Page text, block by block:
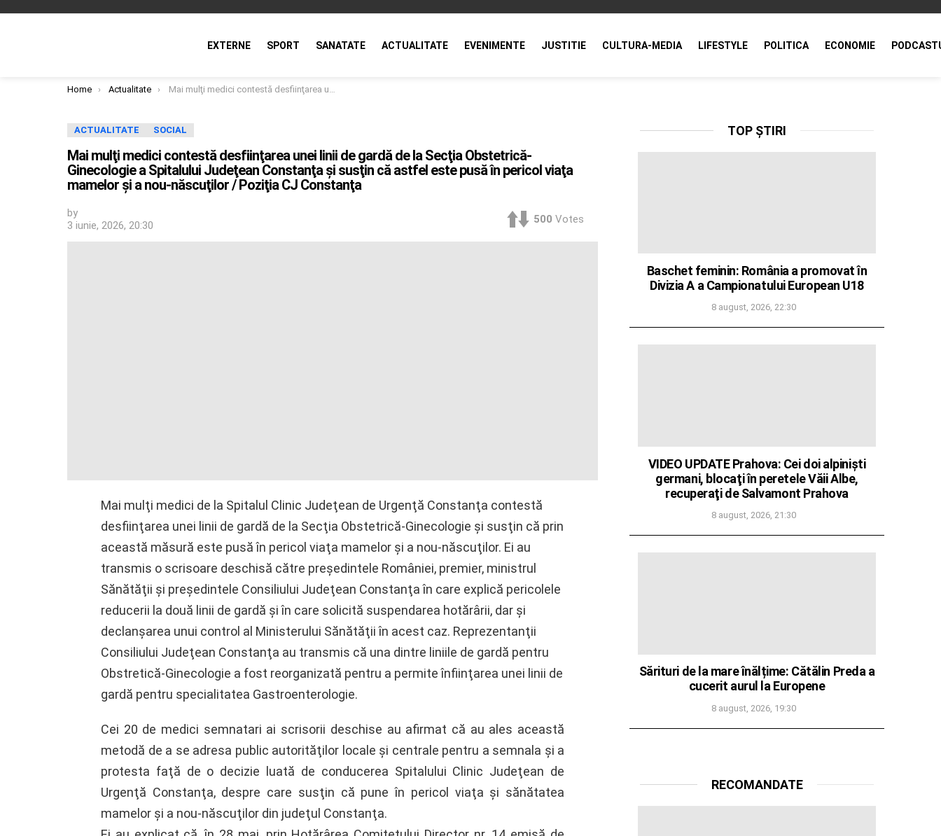
EXTERNE SPORT SANATATE ACTUALITATE EVENIMENTE JUSTITIE CULTURA-MEDIA LIFESTYLE POLITICA ECONOMIE
You are here:
Home Actualitate Mai mulţi medici contestă desfiinţarea unei linii de gardă de la Secţia Obstetrică-Ginecologie a Spitalului Judeţean Constanţa şi susţin că astfel este pusă în pericol viaţa mamelor şi a nou-născuţilor / Poziţia CJ Constanţa
ACTUALITATE SOCIAL
Mai mulţi medici contestă desfiinţarea unei linii de gardă de la Secţia Obstetrică-
Ginecologie a Spitalului Judeţean Constanţa şi susţin că astfel este pusă în pericol viaţa
mamelor şi a nou-născuţilor / Poziţia CJ Constanţa
by
3 iunie, 2026, 20:30
500 Votes
Mai mulţi medici de la Spitalul Clinic Judeţean de Urgenţă Constanţa contestă
desfiinţarea unei linii de gardă de la Secţia Obstetrică-Ginecologie şi susţin că prin
această măsură este pusă în pericol viaţa mamelor şi a nou-născuţilor. Ei au
transmis o scrisoare deschisă către preşedintele României, premier, ministrul
Sănătăţii şi preşedintele Consiliului Judeţean Constanţa în care explică pericolele
reducerii la două linii de gardă şi în care solicită suspendarea hotărârii, dar şi
declanşarea unui control al Ministerului Sănătăţii în acest caz. Reprezentanţii
Consiliului Judeţean Constanţa au transmis că una dintre liniile de gardă pentru
Obstretică-Ginecologie a fost reorganizată pentru a permite înfiinţarea unei linii de
gardă pentru specialitatea Gastroenterologie.
Cei 20 de medici semnatari ai scrisorii deschise au afirmat că au ales această
metodă de a se adresa public autorităţilor locale şi centrale pentru a semnala şi a
protesta faţă de o decizie luată de conducerea Spitalului Clinic Judeţean de
Urgenţă Constanţa, despre care susţin că pune în pericol viaţa şi sănătatea
mamelor şi a nou-născuţilor din judeţul Constanţa.
TOP ȘTIRI
Baschet feminin: România a promovat în
Divizia A a Campionatului European U18
8 august, 2026, 22:30
VIDEO UPDATE Prahova: Cei doi alpinişti
germani, blocaţi în peretele Văii Albe,
recuperaţi de Salvamont Prahova
8 august, 2026, 21:30
Sărituri de la mare înălțime: Cătălin Preda a
cucerit aurul la Europene
8 august, 2026, 19:30
RECOMANDATE